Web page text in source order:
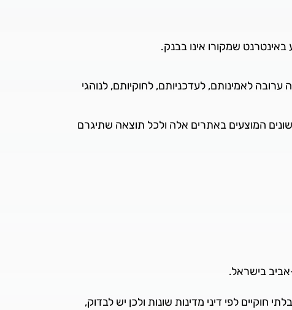
שמקורו אינו בבנק.
לאמינותם, לעדכניותם, לחוקיותם, לנוהגי
המוצעים באתרים אלה ולכל תוצאה שתיגרם
בישראל.
חוקיים לפי דיני מדינות שונות ולכן יש לבדוק,